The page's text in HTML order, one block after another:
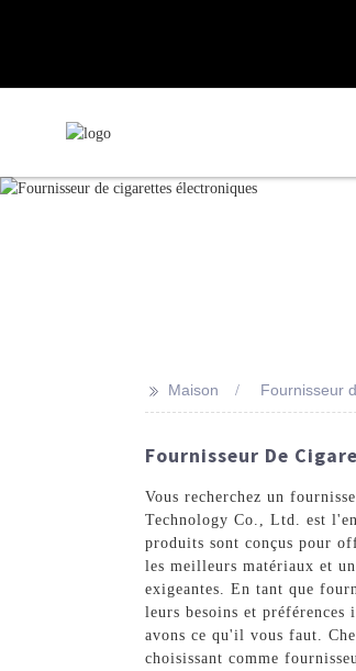
>> Maison Fournisseur
Fournisseur De
Vous recherchez un
Technology Co., Ltd. est
produits sont conçus pour
les meilleurs matériaux et
exigeantes. En tant que
leurs besoins et
avons ce qu'il vous faut.
choisissant comme